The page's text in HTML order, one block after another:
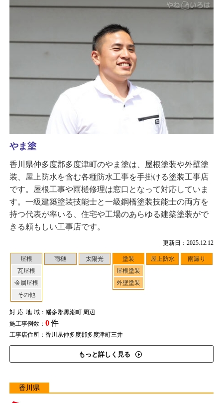
更新日：2025.12.12
屋根
瓦屋根
金属屋根
その他
雨樋 太陽光
塗装
屋根塗装
外壁塗装
屋上防水 雨漏り
対応地域：幡多郡黒潮町 周辺
施工事例数： 0件
工事店住所：香川県仲多度郡多度津町三井
もっと詳しく見る
やま塗
香川県仲多度郡多度津町のやま塗は、屋根塗装や外壁塗
装、屋上防水を含む各種防水工事を手掛ける塗装工事店
です。屋根工事や雨樋修理は窓口となって対応していま
す。一級建築塗装技能士と一級鋼橋塗装技能士の両方を
持つ代表が率いる、住宅や工場のあらゆる建築塗装がで
きる頼もしい工事店です。
香川県